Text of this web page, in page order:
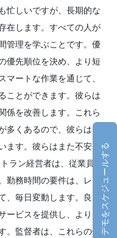
忙しいですが、長期的な
在します。すべての人が
理を学ぶことです。 優
優先順位を決め、より短
ートな作業を通じて、
ことができます。彼らは
係を改善します。これら
くあるので、彼らはよ
す。彼らはまた不安が
ラン経営者は、従業員が
務時間の要件は、レス
毎日変動します。良い
ビスを提供し、より多
監督者は、これらの個 デモをスケジュールする